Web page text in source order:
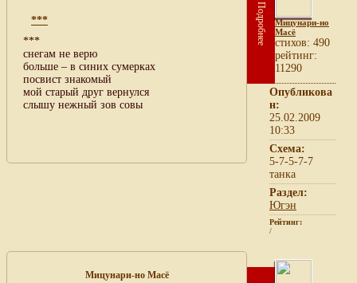
***
***
снегам не верю
больше – в синих сумерках
посвист знакомый
мой старый друг вернулся
слышу нежный зов совы
Подробнее
Мицунари-но
Масё
cтихов: 490
рейтинг:
11290
Опубликова
н:
25.02.2009
10:33
Схема:
5-7-5-7-7
танка
Раздел:
Югэн
Рейтинг:
/
Мицунари-но Масё